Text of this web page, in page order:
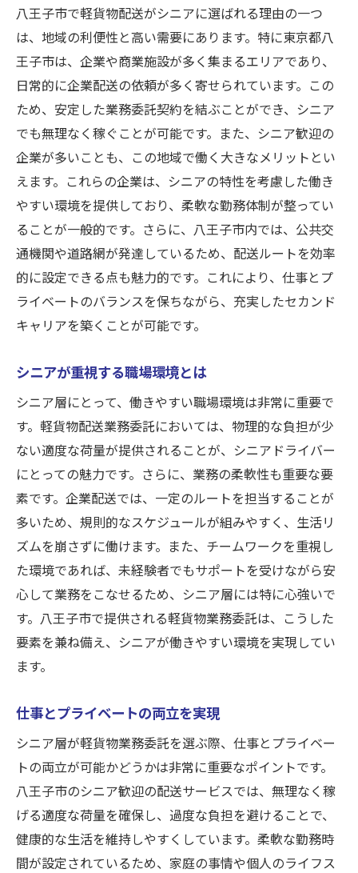
八王子市で軽貨物配送がシニアに選ばれる理由の一つ
は、地域の利便性と高い需要にあります。特に東京都八
王子市は、企業や商業施設が多く集まるエリアであり、
日常的に企業配送の依頼が多く寄せられています。この
ため、安定した業務委託契約を結ぶことができ、シニア
でも無理なく稼ぐことが可能です。また、シニア歓迎の
企業が多いことも、この地域で働く大きなメリットとい
えます。これらの企業は、シニアの特性を考慮した働き
やすい環境を提供しており、柔軟な勤務体制が整ってい
ることが一般的です。さらに、八王子市内では、公共交
通機関や道路網が発達しているため、配送ルートを効率
的に設定できる点も魅力的です。これにより、仕事とプ
ライベートのバランスを保ちながら、充実したセカンド
キャリアを築くことが可能です。
シニアが重視する職場環境とは
シニア層にとって、働きやすい職場環境は非常に重要で
す。軽貨物配送業務委託においては、物理的な負担が少
ない適度な荷量が提供されることが、シニアドライバー
にとっての魅力です。さらに、業務の柔軟性も重要な要
素です。企業配送では、一定のルートを担当することが
多いため、規則的なスケジュールが組みやすく、生活リ
ズムを崩さずに働けます。また、チームワークを重視し
た環境であれば、未経験者でもサポートを受けながら安
心して業務をこなせるため、シニア層には特に心強いで
す。八王子市で提供される軽貨物業務委託は、こうした
要素を兼ね備え、シニアが働きやすい環境を実現してい
ます。
仕事とプライベートの両立を実現
シニア層が軽貨物業務委託を選ぶ際、仕事とプライベー
トの両立が可能かどうかは非常に重要なポイントです。
八王子市のシニア歓迎の配送サービスでは、無理なく稼
げる適度な荷量を確保し、過度な負担を避けることで、
健康的な生活を維持しやすくしています。柔軟な勤務時
間が設定されているため、家庭の事情や個人のライフス